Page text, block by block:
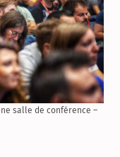
salle de conférence –